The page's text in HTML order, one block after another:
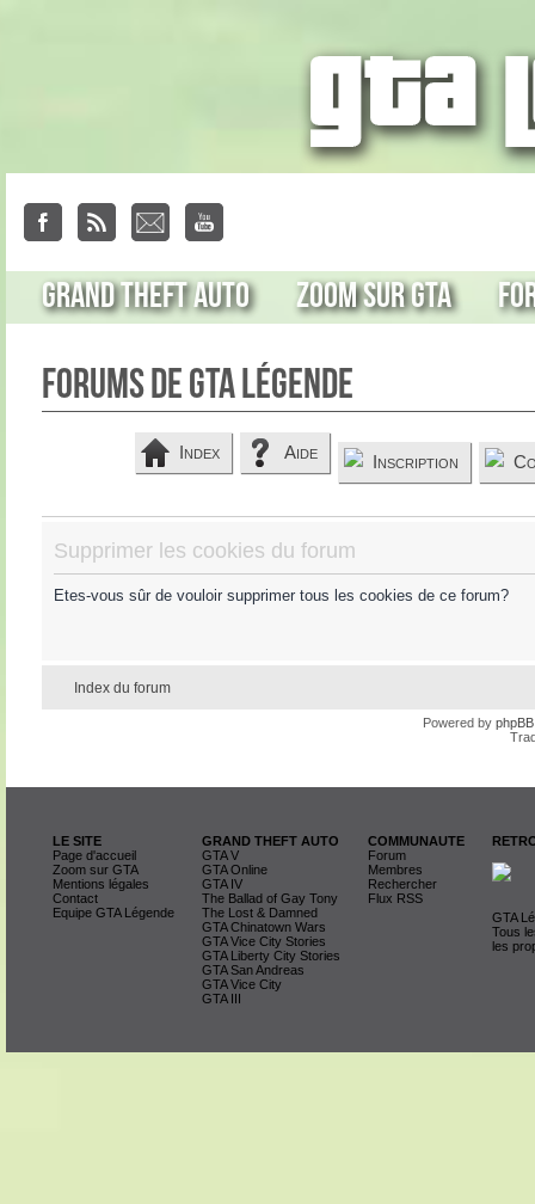
Grand Theft Auto Zoom sur GTA
Forums de GTA Légende
Index Aide Inscription
Supprimer les cookies du forum
Etes-vous sûr de vouloir supprimer tous les cookies de ce forum?
Index du forum
Powered by phpBB
LE SITE
Page d'accueil
Zoom sur GTA
Mentions légales
Contact
Equipe GTA Légende
GRAND THEFT AUTO
GTA V
GTA Online
GTA IV
The Ballad of Gay Tony
The Lost & Damned
GTA Chinatown Wars
GTA Vice City Stories
GTA Liberty City Stories
GTA San Andreas
GTA Vice City
GTA III
COMMUNAUTE
Forum
Membres
Rechercher
Flux RSS
GTA
Tous
les